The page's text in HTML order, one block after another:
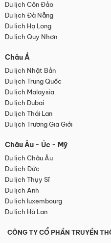
Du lịch Côn Đảo
Du lịch Đà Nẵng
Du lịch Hạ Long
Du lịch Quy Nhơn
Châu Á
Du lịch Nhật Bản
Du lịch Trung Quốc
Du lịch Malaysia
Du lịch Dubai
Du lịch Thái Lan
Du lịch Trương Gia Giới
Châu Âu - Úc - Mỹ
Du lịch Châu Âu
Du lịch Đức
Du lịch Thụy Sĩ
Du lịch Anh
Du lịch luxembourg
Du lịch Hà Lan
CÔNG TY CỔ PHẦN TRUYỀN